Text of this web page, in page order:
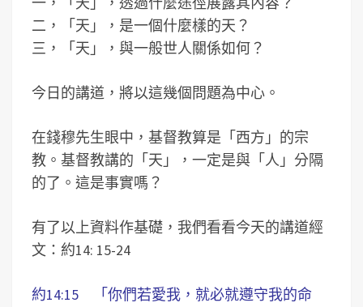
二，「天」，是一個什麼樣的天？
三，「天」，與一般世人關係如何？
今日的講道，將以這幾個問題為中心。
在錢穆先生眼中，基督教算是「西方」的宗
教。基督教講的「天」，一定是與「人」分隔
的了。這是事實嗎？
有了以上資料作基礎，我們看看今天的講道經
文：約14: 15-24
約14:15 「你們若愛我，就必就遵守我的命